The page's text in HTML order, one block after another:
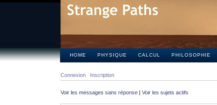
HOME PHYSIQUE CALCUL PHILOSOPHIE
Connexion Inscription
Voir les messages sans réponse | Voir les sujets actifs